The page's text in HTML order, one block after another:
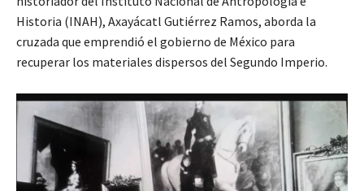
Historia (INAH), Axayácatl Gutiérrez Ramos, aborda la
cruzada que emprendió el gobierno de México para
recuperar los materiales dispersos del Segundo Imperio.